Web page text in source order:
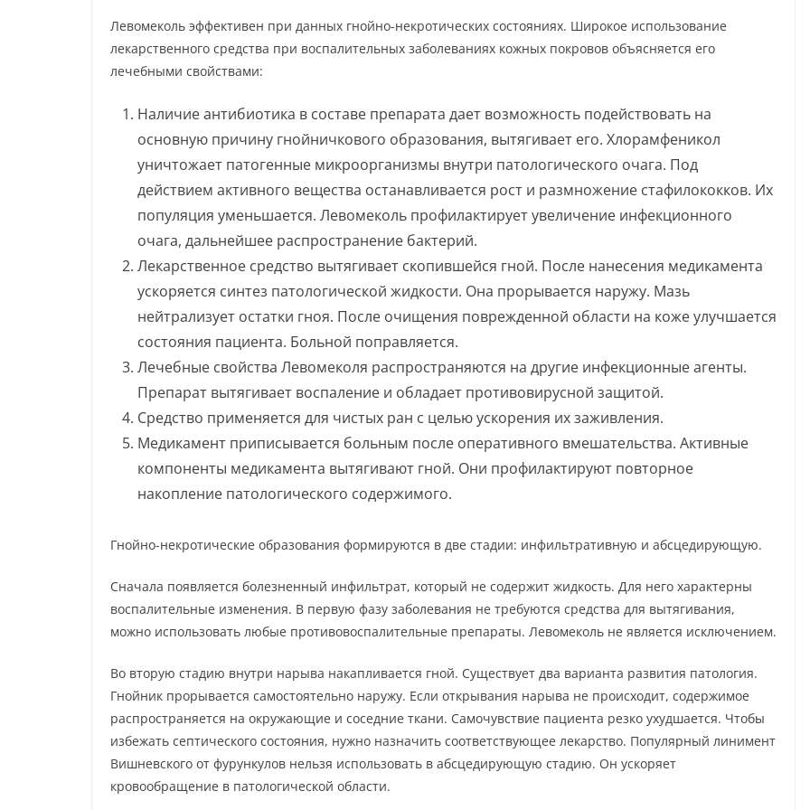
Левомеколь эффективен при данных гнойно-некротических состояниях. Широкое использование
лекарственного средства при воспалительных заболеваниях кожных покровов объясняется его
лечебными свойствами:
Наличие антибиотика в составе препарата дает возможность подействовать на
основную причину гнойничкового образования, вытягивает его. Хлорамфеникол
уничтожает патогенные микроорганизмы внутри патологического очага. Под
действием активного вещества останавливается рост и размножение стафилококков. Их
популяция уменьшается. Левомеколь профилактирует увеличение инфекционного
очага, дальнейшее распространение бактерий.
Лекарственное средство вытягивает скопившейся гной. После нанесения медикамента
ускоряется синтез патологической жидкости. Она прорывается наружу. Мазь
нейтрализует остатки гноя. После очищения поврежденной области на коже улучшается
состояния пациента. Больной поправляется.
Лечебные свойства Левомеколя распространяются на другие инфекционные агенты.
Препарат вытягивает воспаление и обладает противовирусной защитой.
Средство применяется для чистых ран с целью ускорения их заживления.
Медикамент приписывается больным после оперативного вмешательства. Активные
компоненты медикамента вытягивают гной. Они профилактируют повторное
накопление патологического содержимого.
Гнойно-некротические образования формируются в две стадии: инфильтративную и абсцедирующую.
Сначала появляется болезненный инфильтрат, который не содержит жидкость. Для него характерны
воспалительные изменения. В первую фазу заболевания не требуются средства для вытягивания,
можно использовать любые противовоспалительные препараты. Левомеколь не является исключением.
Во вторую стадию внутри нарыва накапливается гной. Существует два варианта развития патология.
Гнойник прорывается самостоятельно наружу. Если открывания нарыва не происходит, содержимое
распространяется на окружающие и соседние ткани. Самочувствие пациента резко ухудшается. Чтобы
избежать септического состояния, нужно назначить соответствующее лекарство. Популярный линимент
Вишневского от фурункулов нельзя использовать в абсцедирующую стадию. Он ускоряет
кровообращение в патологической области.